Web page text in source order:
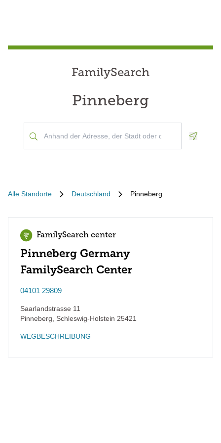
FamilySearch
Pinneberg
Alle Standorte Deutschland Pinneberg
FamilySearch center
Pinneberg Germany
FamilySearch Center
04101 29809
Saarlandstrasse 11
Pinneberg
Schleswig-Holstein 25421
WEGBESCHREIBUNG